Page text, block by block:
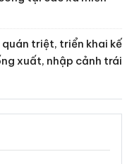
triệt, triển khai kế
xuất, nhập cảnh trái